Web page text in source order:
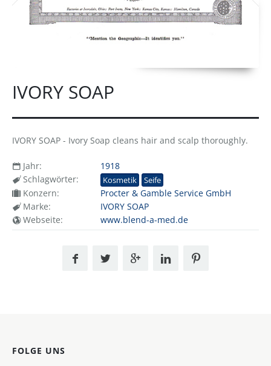
IVORY SOAP
IVORY SOAP - Ivory Soap cleans hair and scalp thoroughly.
Jahr:
1918
Schlagwörter:
Kosmetik Seife
Konzern:
Procter & Gamble Service GmbH
Marke:
IVORY SOAP
Webseite:
www.blend-a-med.de
FOLGE UNS